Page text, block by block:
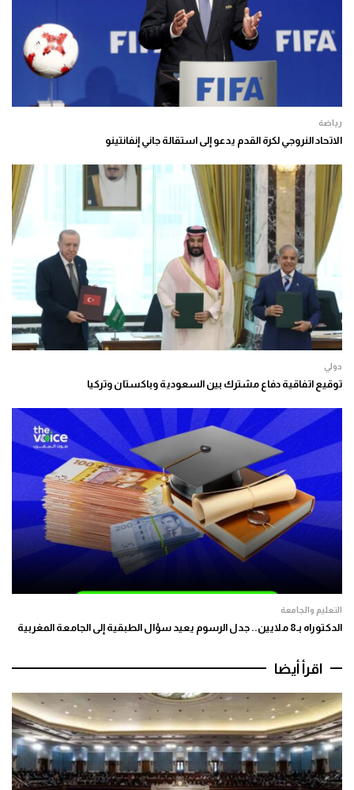
رياضة
الاتحاد النروجي لكرة القدم يدعو إلى استقالة جاني إنفانتينو
دولي
توقيع اتفاقية دفاع مشترك بين السعودية وباكستان وتركيا
التعليم والجامعة
الدكتوراه بـ8 ملايين.. جدل الرسوم يعيد سؤال الطبقية إلى الجامعة المغربية
اقرأ أيضا